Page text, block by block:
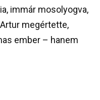
immár mosolyogva,
megértette,
ember – hanem